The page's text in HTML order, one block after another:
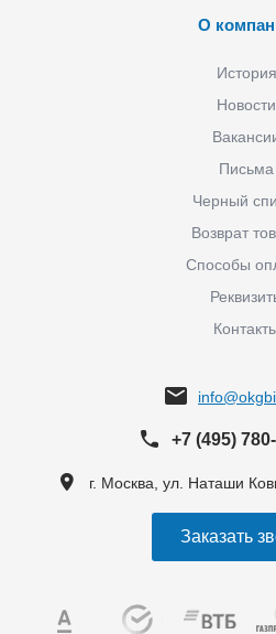
О
История
Новости
Письма
Черный
Возврат
Способы
+7 (495)
г. Москва, ул. Наташи
Заказать